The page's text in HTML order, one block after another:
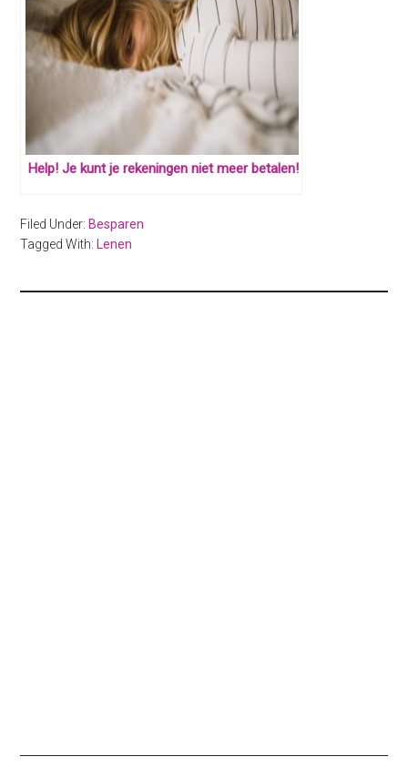
Help! Je kunt je rekeningen niet meer betalen!
Filed Under:Besparen
Tagged With:Lenen